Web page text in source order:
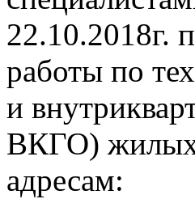
22.10.2018г.
работы по
и
ВКГО) жилых
адресам: